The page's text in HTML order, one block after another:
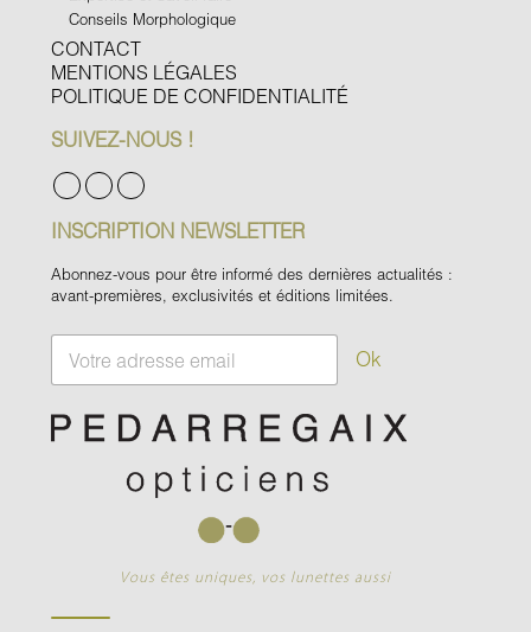
Conseils Morphologique
CONTACT
MENTIONS LÉGALES
POLITIQUE DE CONFIDENTIALITÉ
SUIVEZ-NOUS !
INSCRIPTION NEWSLETTER
Abonnez-vous pour être informé des dernières actualités :
avant-premières, exclusivités et éditions limitées.
E
a
i
Ok
Vous êtes uniques, vos lunettes aussi